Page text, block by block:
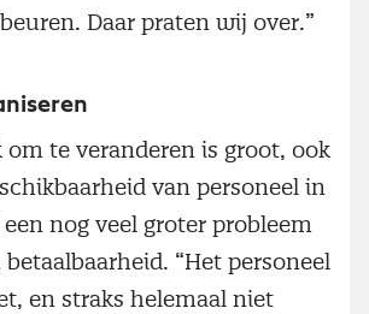
Daar praten wij over.”
om te veranderen is groot, ook
van personeel in
nog veel groter probleem
“Het personeel
en straks helemaal niet